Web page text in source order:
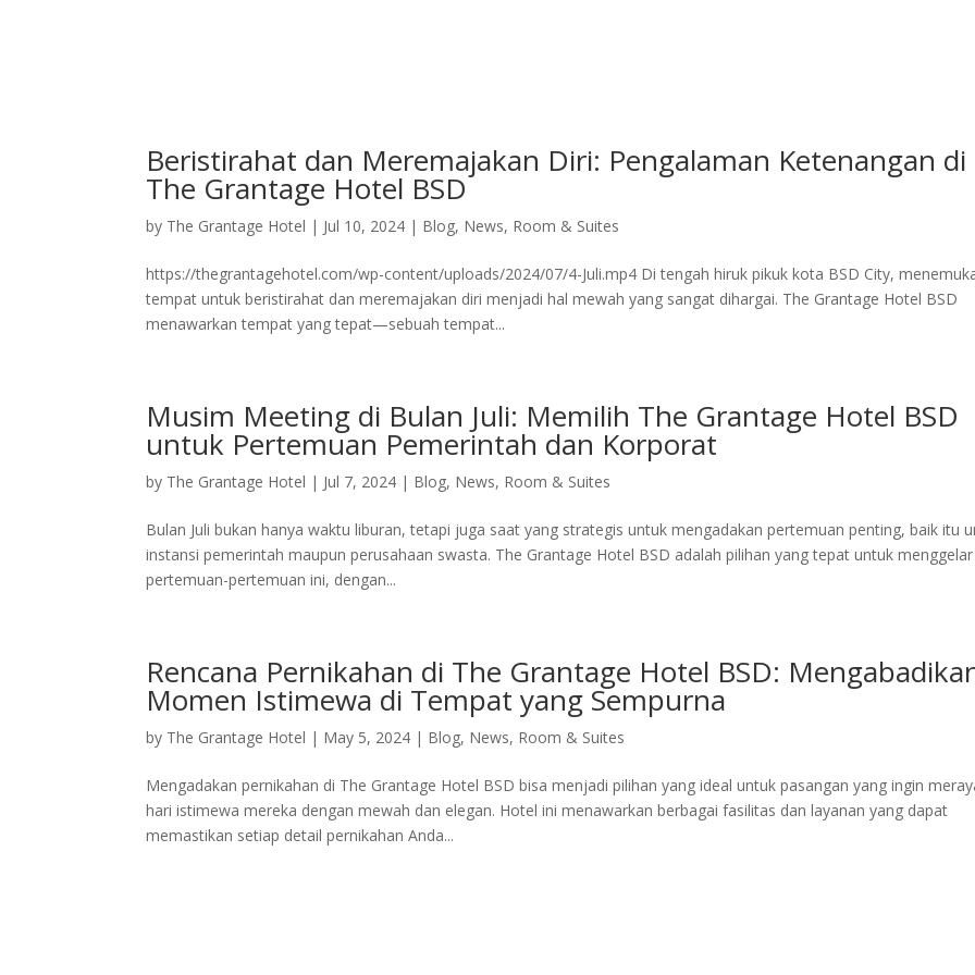
Beristirahat dan Meremajakan Diri: Pengalaman Ketenangan di
The Grantage Hotel BSD
by The Grantage Hotel | Jul 10, 2024 | Blog, News, Room & Suites
https://thegrantagehotel.com/wp-content/uploads/2024/07/4-Juli.mp4 Di tengah hiruk pikuk kota BSD City,
tempat untuk beristirahat dan meremajakan diri menjadi hal mewah yang sangat dihargai. The Grantage Hotel BSD
menawarkan tempat yang tepat—sebuah tempat...
Musim Meeting di Bulan Juli: Memilih The Grantage Hotel BSD
untuk Pertemuan Pemerintah dan Korporat
by The Grantage Hotel | Jul 7, 2024 | Blog, News, Room & Suites
Bulan Juli bukan hanya waktu liburan, tetapi juga saat yang strategis untuk mengadakan pertemuan penting, baik itu
instansi pemerintah maupun perusahaan swasta. The Grantage Hotel BSD adalah pilihan yang tepat untuk menggelar
pertemuan-pertemuan ini, dengan...
Rencana Pernikahan di The Grantage Hotel BSD:
Momen Istimewa di Tempat yang Sempurna
by The Grantage Hotel | May 5, 2024 | Blog, News, Room & Suites
Mengadakan pernikahan di The Grantage Hotel BSD bisa menjadi pilihan yang ideal untuk pasangan yang ingin
hari istimewa mereka dengan mewah dan elegan. Hotel ini menawarkan berbagai fasilitas dan layanan yang dapat
memastikan setiap detail pernikahan Anda...